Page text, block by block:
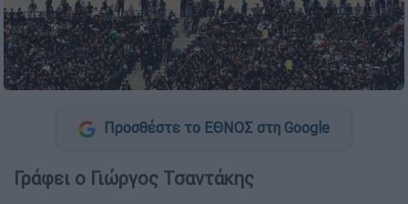
Προσθέστε το ΕΘΝΟΣ στη Google
Γράφει ο Γιώργος Τσαντάκης